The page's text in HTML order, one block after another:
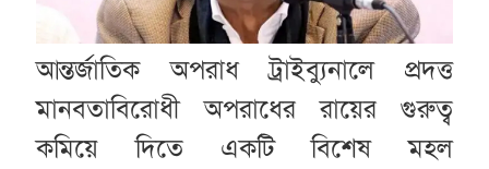
আন্তর্জাতিক অপরাধ ট্রাইব্যুনালে প্রদত্ত
মানবতাবিরোধী অপরাধের রায়ের গুরুত্ব
কমিয়ে দিতে একটি বিশেষ মহল